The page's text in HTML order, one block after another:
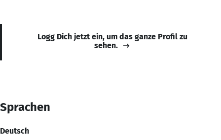
Logg Dich jetzt ein, um das ganze Profil zu
sehen.
Sprachen
Deutsch